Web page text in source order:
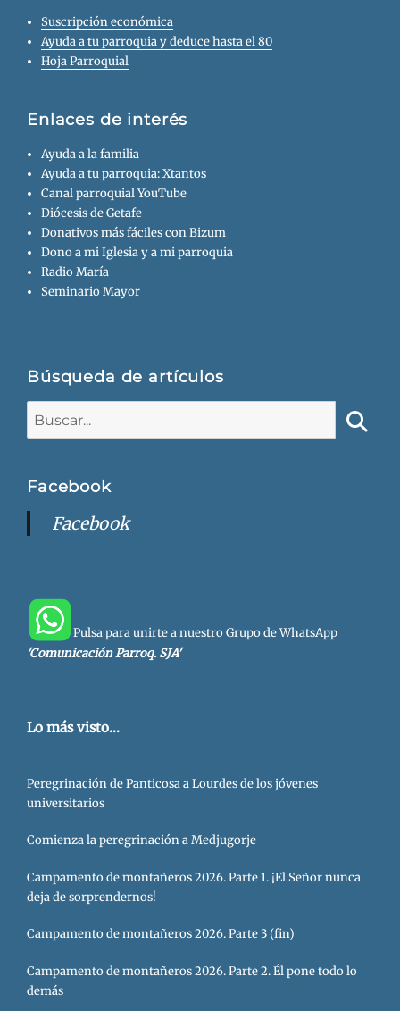
Suscripción económica
Ayuda a tu parroquia y deduce hasta el 80
Hoja Parroquial
Enlaces de interés
Ayuda a la familia
Ayuda a tu parroquia: Xtantos
Canal parroquial YouTube
Diócesis de Getafe
Donativos más fáciles con Bizum
Dono a mi Iglesia y a mi parroquia
Radio María
Seminario Mayor
Búsqueda de artículos
Facebook
Facebook
Pulsa para unirte a nuestro Grupo de WhatsApp
'Comunicación Parroq. SJA'
Lo más visto...
Peregrinación de Panticosa a Lourdes de los jóvenes
universitarios
Comienza la peregrinación a Medjugorje
Campamento de montañeros 2026. Parte 1. ¡El Señor nunca
deja de sorprendernos!
Campamento de montañeros 2026. Parte 3 (fin)
Campamento de montañeros 2026. Parte 2. Él pone todo lo
demás